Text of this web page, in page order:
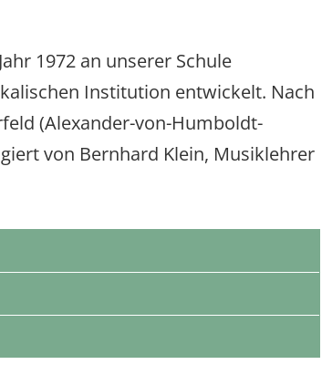
1972 an unserer Schule
Institution entwickelt. Nach
(Alexander-von-Humboldt-
von Bernhard Klein, Musiklehrer